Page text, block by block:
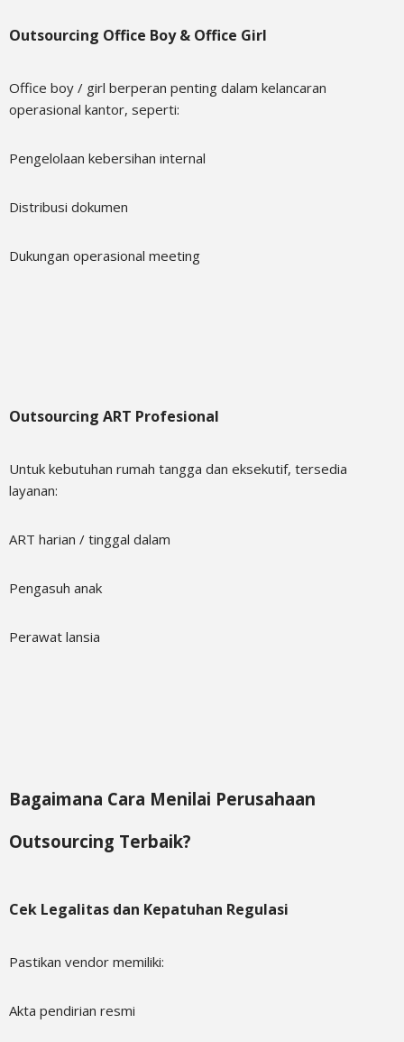
Outsourcing Office Boy & Office Girl
Office boy / girl berperan penting dalam kelancaran
operasional kantor, seperti:
Pengelolaan kebersihan internal
Distribusi dokumen
Dukungan operasional meeting
Outsourcing ART Profesional
Untuk kebutuhan rumah tangga dan eksekutif, tersedia
layanan:
ART harian / tinggal dalam
Pengasuh anak
Perawat lansia
Bagaimana Cara Menilai Perusahaan
Outsourcing Terbaik?
Cek Legalitas dan Kepatuhan Regulasi
Pastikan vendor memiliki:
Akta pendirian resmi